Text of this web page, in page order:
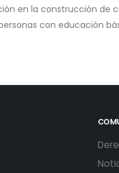
en la construcción de
con educación